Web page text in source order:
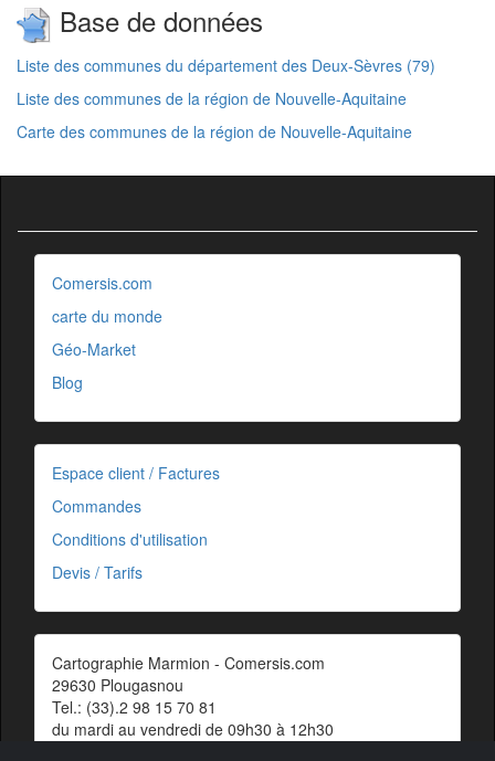
Base de données
Liste des communes du département des Deux-Sèvres (79)
Liste des communes de la région de Nouvelle-Aquitaine
Carte des communes de la région de Nouvelle-Aquitaine
Comersis.com
carte du monde
Géo-Market
Blog
Espace client / Factures
Commandes
Conditions d'utilisation
Devis / Tarifs
Cartographie Marmion - Comersis.com
29630 Plougasnou
Tel.: (33).2 98 15 70 81
du mardi au vendredi de 09h30 à 12h30